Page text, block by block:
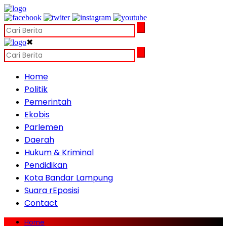
✖
Home
Politik
Pemerintah
Ekobis
Parlemen
Daerah
Hukum & Kriminal
Pendidikan
Kota Bandar Lampung
Suara rEposisi
Contact
Home